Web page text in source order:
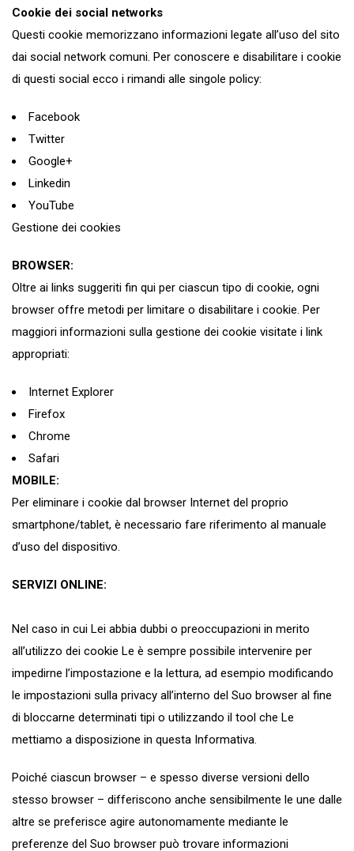
Cookie dei social networks
Questi cookie memorizzano informazioni legate all’uso del sito
dai social network comuni. Per conoscere e disabilitare i cookie
di questi social ecco i rimandi alle singole policy:
Facebook
Twitter
Google+
Linkedin
YouTube
Gestione dei cookies
BROWSER:
Oltre ai links suggeriti fin qui per ciascun tipo di cookie, ogni
browser offre metodi per limitare o disabilitare i cookie. Per
maggiori informazioni sulla gestione dei cookie visitate i link
appropriati:
Internet Explorer
Firefox
Chrome
Safari
MOBILE:
Per eliminare i cookie dal browser Internet del proprio
smartphone/tablet, è necessario fare riferimento al manuale
d’uso del dispositivo.
SERVIZI ONLINE:
Nel caso in cui Lei abbia dubbi o preoccupazioni in merito
all’utilizzo dei cookie Le è sempre possibile intervenire per
impedirne l’impostazione e la lettura, ad esempio modificando
le impostazioni sulla privacy all’interno del Suo browser al fine
di bloccarne determinati tipi o utilizzando il tool che Le
mettiamo a disposizione in questa Informativa.
Poiché ciascun browser – e spesso diverse versioni dello
stesso browser – differiscono anche sensibilmente le une dalle
altre se preferisce agire autonomamente mediante le
preferenze del Suo browser può trovare informazioni